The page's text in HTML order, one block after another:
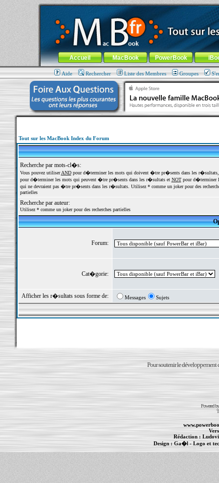
MacBook-fr.com : 100% Apple... 100% nomade !
Aller au contenu-Aller au menu général-Aller au menu de
Menu général
Accueil MacBook PowerBook
Aide Rechercher Liste des Membres Groupes
Tout sur les MacBook Index du Forum
Recherche par mots-cl�s:
Vous pouvez utiliserANDpour d�terminer les mots qui doivent �tre pr�sents dans les
pour d�terminer les mots qui peuvent �tre pr�sents dans les r�sultats et NOTpour d�terminer
qui ne devraient pas �tre pr�sents dans les r�sultats. Utilisez * comme un joker pour des
partielles
Recherche par auteur:
Utilisez * comme un joker pour des recherches partielles
Forum:
Cat�gorie:
Afficher les r�sultats sous forme de: Messages Sujets
Pour soutenir le développement
Powered
Rédaction :
Design : Ga�l- Logo et